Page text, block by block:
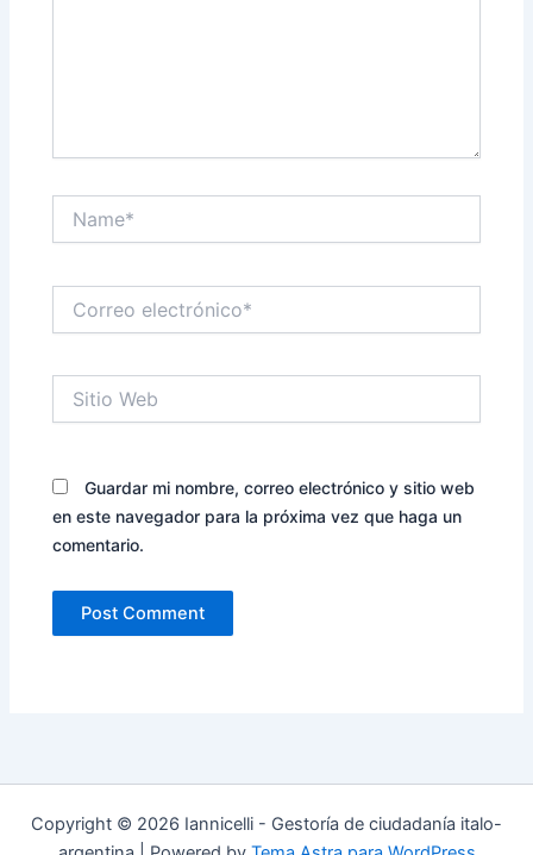
electrónico*
Web
Guardar mi nombre, correo electrónico y sitio web
en este navegador para la próxima vez que haga un
comentario.
Copyright © 2026 Iannicelli - Gestoría de ciudadanía italo-